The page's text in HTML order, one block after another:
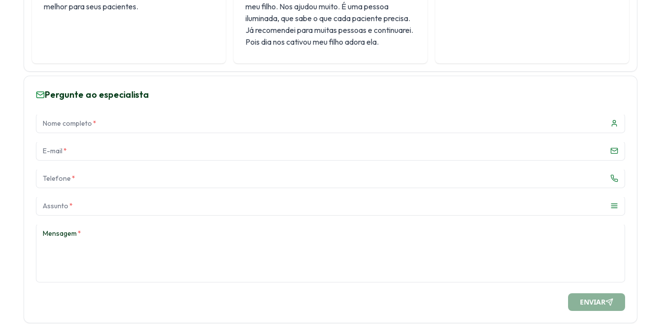
melhor para seus pacientes.
meu filho. Nos ajudou muito. É uma pessoa
iluminada, que sabe o que cada paciente precisa.
Já recomendei para muitas pessoas e continuarei.
Pois dia nos cativou meu filho adora ela.
Pergunte ao especialista
Nome completo*
E-mail*
Telefone*
Assunto*
Mensagem*
ENVIAR